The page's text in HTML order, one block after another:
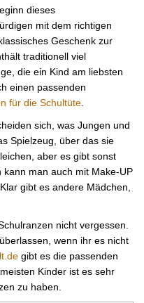
dieses
mit dem richtigen
klassisches Geschenk zur
traditionell viel
die ein Kind am liebsten
einen passenden
für die Schultüte
sich, was Jungen und
Spielzeug, über das sie
aber es gibt sonst
man auch mit Make-UP
gibt es andere Mädchen,
nicht vergessen.
wenn ihr es nicht
gibt es die passenden
Kinder ist es sehr
zu haben.